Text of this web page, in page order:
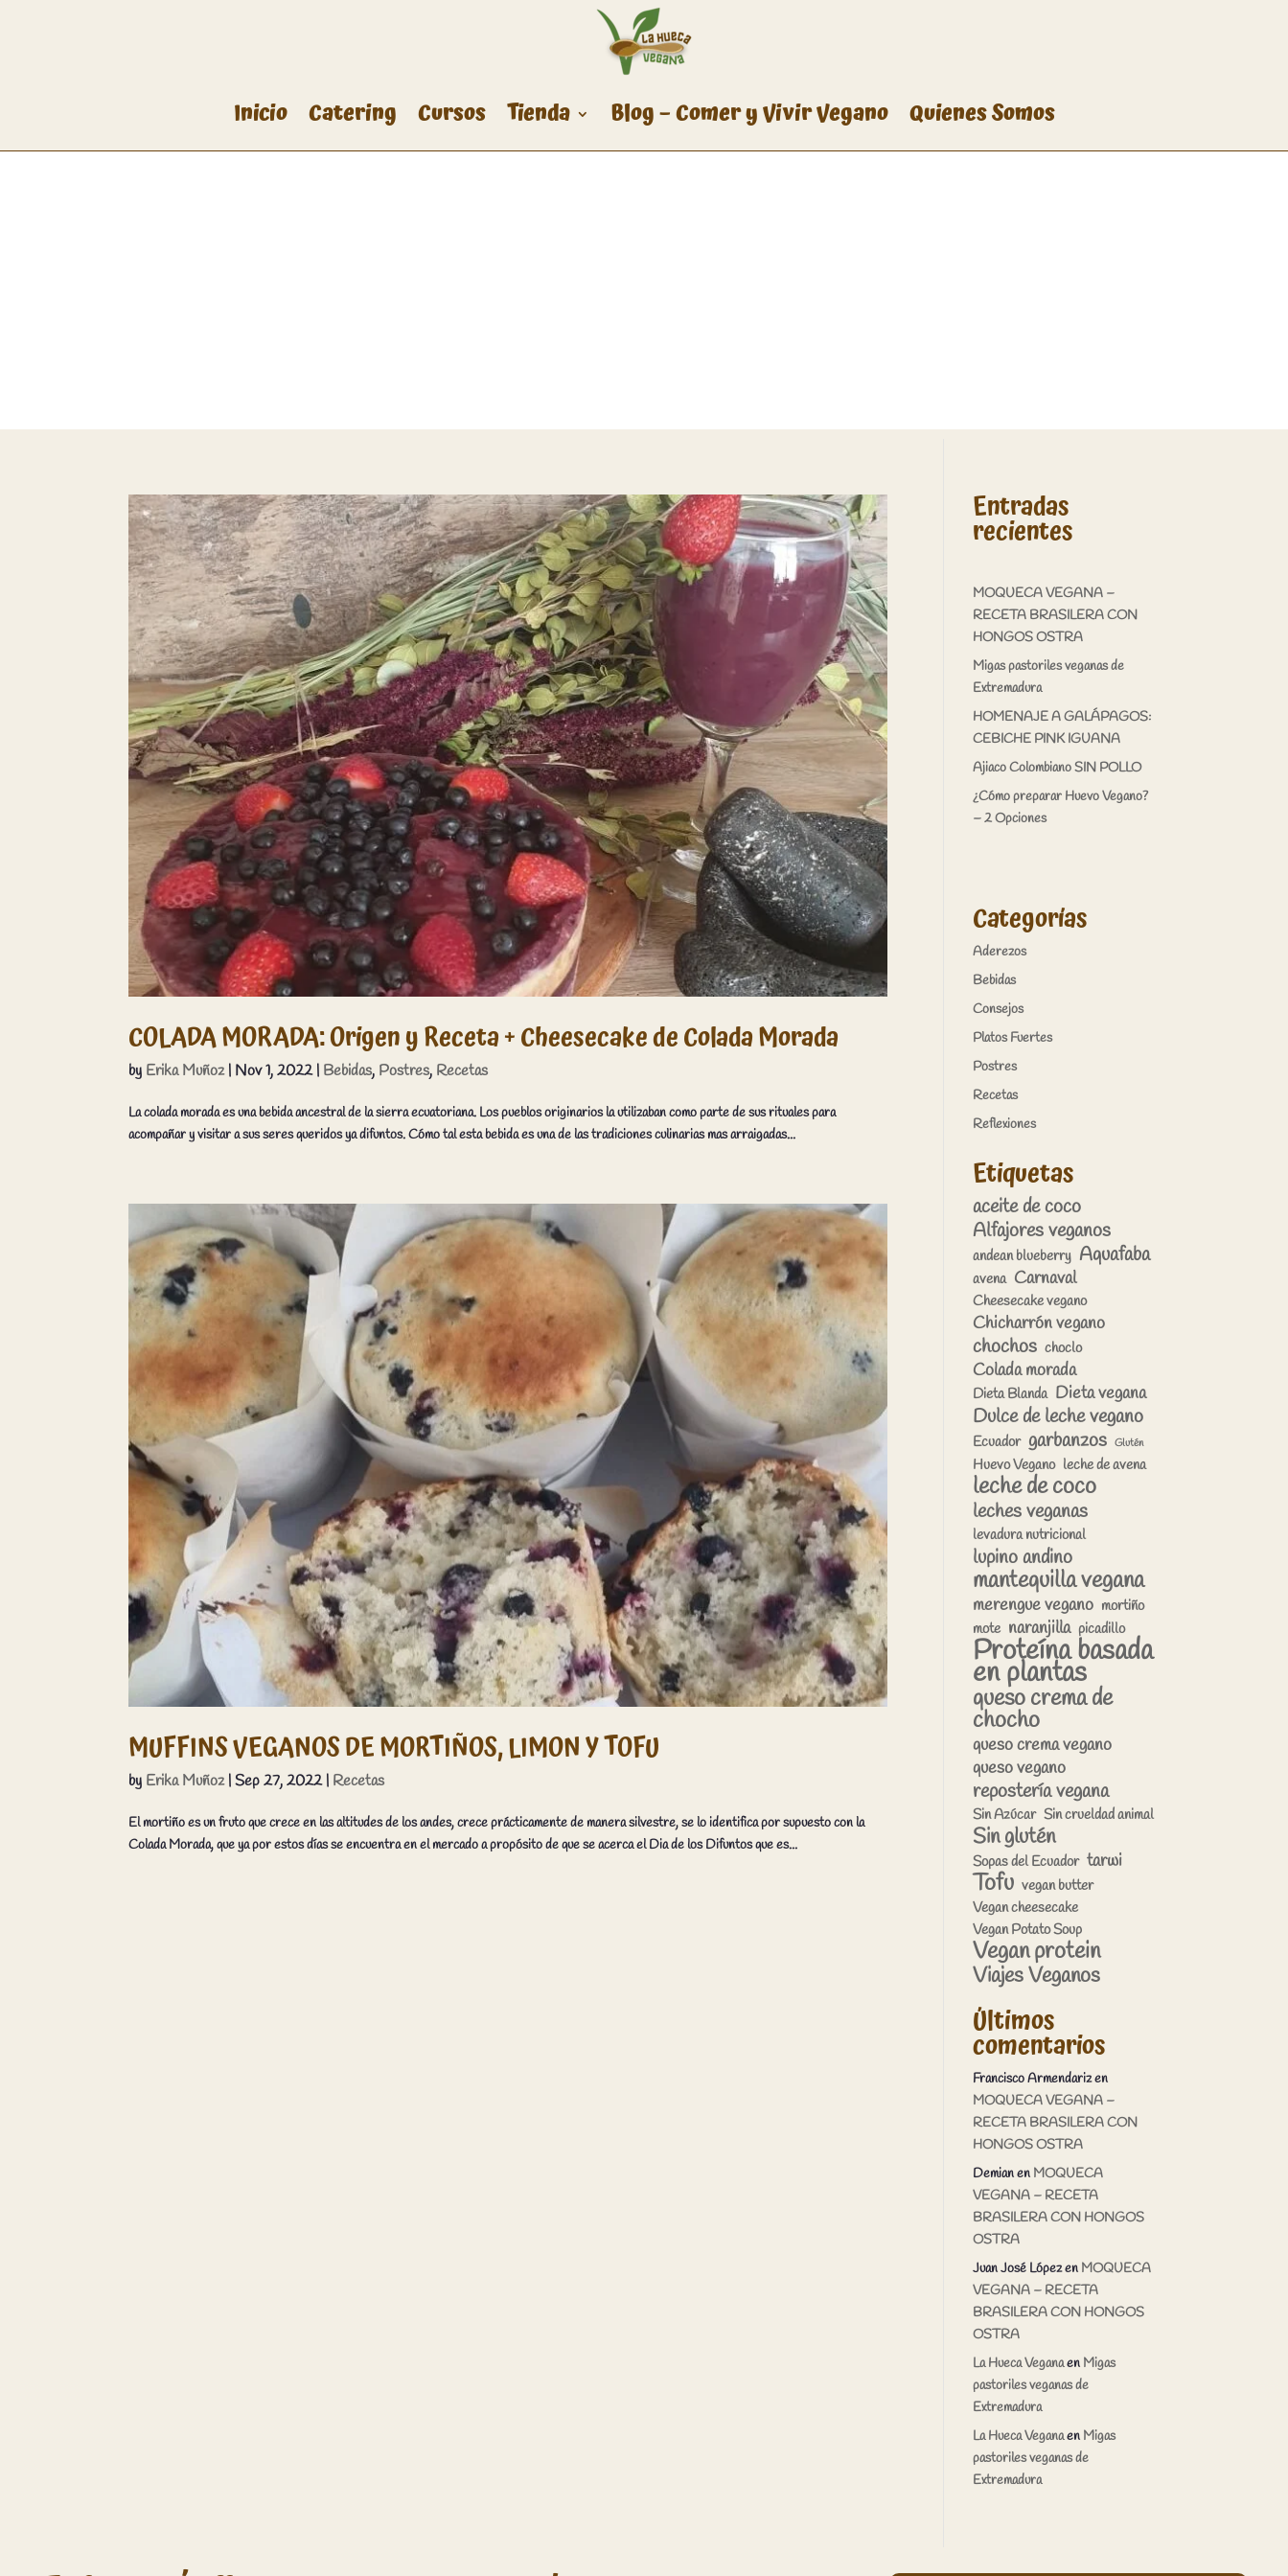
Inicio Catering Cursos Tienda Blog – Comer y Vivir Vegano Quienes Somos
COLADA MORADA: Origen y Receta + Cheesecake de Colada Morada
by Erika Muñoz| Nov 1, 2022| Bebidas, Postres, Recetas
La colada morada es una bebida ancestral de la sierra ecuatoriana. Los pueblos originarios la utilizaban como parte de sus rituales para
acompañar y visitar a sus seres queridos ya difuntos. Cómo tal esta bebida es una de las tradiciones culinarias mas arraigadas...
MUFFINS VEGANOS DE MORTIÑOS, LIMON Y TOFU
by Erika Muñoz|Sep 27, 2022| Recetas
El mortiño es un fruto que crece en las altitudes de los andes, crece prácticamente de manera silvestre, se lo identifica por supuesto con la
Colada Morada, que ya por estos días se encuentra en el mercado a propósito de que se acerca el Dia de los Difuntos que es...
Entradas
recientes
MOQUECA VEGANA –
RECETA BRASILERA CON
HONGOS OSTRA
Migas pastoriles veganas de
Extremadura
HOMENAJE A GALÁPAGOS:
CEBICHE PINK IGUANA
Ajiaco Colombiano SIN POLLO
¿Cómo preparar Huevo Vegano?
– 2 Opciones
Categorías
Aderezos
Bebidas
Consejos
Platos Fuertes
Postres
Recetas
Reflexiones
Etiquetas
aceite de coco
Alfajores veganos
andean blueberry Aquafaba
avena Carnaval
Cheesecake vegano
Chicharrón vegano
chochos choclo
Colada morada
Dieta Blanda Dieta vegana
Dulce de leche vegano
Ecuador garbanzos Glutén
Huevo Vegano leche de avena
leche de coco
leches veganas
levadura nutricional
lupino andino
mantequilla vegana
merengue vegano mortiño
mote naranjilla picadillo
Proteína basada
en plantas
queso crema de
chocho
queso crema vegano
queso vegano
repostería vegana
Sin Azúcar Sin crueldad animal
Sin glutén
Sopas del Ecuador tarwi
Tofu vegan butter
Vegan cheesecake
Vegan Potato Soup
Vegan protein
Viajes Veganos
Últimos
comentarios
Francisco Armendarizen
MOQUECA VEGANA –
RECETA BRASILERA CON
HONGOS OSTRA
Demianen MOQUECA
VEGANA – RECETA
BRASILERA CON HONGOS
OSTRA
Juan José Lópezen MOQUECA
VEGANA – RECETA
BRASILERA CON HONGOS
OSTRA
La Hueca Veganaen Migas
pastoriles veganas de
Extremadura
La Hueca Veganaen Migas
pastoriles veganas de
Extremadura